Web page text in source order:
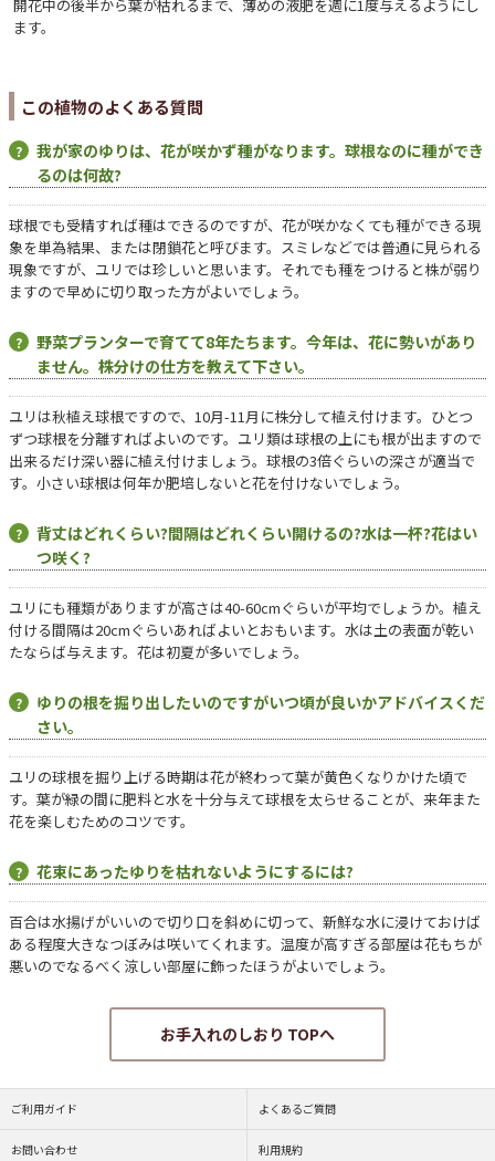
開花中の後半から葉が枯れるまで、薄めの液肥を週に1度与えるようにし
ます。
この植物のよくある質問
我が家のゆりは、花が咲かず種がなります。球根なのに種ができ
るのは何故?
球根でも受精すれば種はできるのですが、花が咲かなくても種ができる現
象を単為結果、または閉鎖花と呼びます。スミレなどでは普通に見られる
現象ですが、ユリでは珍しいと思います。それでも種をつけると株が弱り
ますので早めに切り取った方がよいでしょう。
野菜プランターで育てて8年たちます。今年は、花に勢いがあり
ません。株分けの仕方を教えて下さい。
ユリは秋植え球根ですので、10月-11月に株分して植え付けます。ひとつ
ずつ球根を分離すればよいのです。ユリ類は球根の上にも根が出ますので
出来るだけ深い器に植え付けましょう。球根の3倍ぐらいの深さが適当で
す。小さい球根は何年か肥培しないと花を付けないでしょう。
背丈はどれくらい?間隔はどれくらい開けるの?水は一杯?花はい
つ咲く?
ユリにも種類がありますが高さは40-60cmぐらいが平均でしょうか。植え
付ける間隔は20cmぐらいあればよいとおもいます。水は土の表面が乾い
たならば与えます。花は初夏が多いでしょう。
ゆりの根を掘り出したいのですがいつ頃が良いかアドバイスくだ
さい。
ユリの球根を掘り上げる時期は花が終わって葉が黄色くなりかけた頃で
す。葉が緑の間に肥料と水を十分与えて球根を太らせることが、来年また
花を楽しむためのコツです。
花束にあったゆりを枯れないようにするには?
百合は水揚げがいいので切り口を斜めに切って、新鮮な水に浸けておけば
ある程度大きなつぼみは咲いてくれます。温度が高すぎる部屋は花もちが
悪いのでなるべく涼しい部屋に飾ったほうがよいでしょう。
お手入れのしおり TOPへ
ご利用ガイド よくあるご質問
お問い合わせ 利用規約